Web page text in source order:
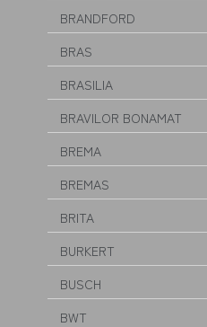
BRANDFORD
BRAS
BRASILIA
BRAVILOR BONAMAT
BREMA
BREMAS
BRITA
BURKERT
BUSCH
BWT